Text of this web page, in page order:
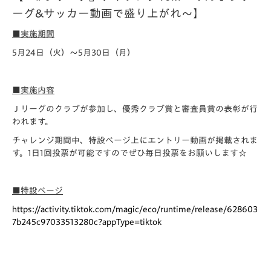
ーグ&サッカー動画で盛り上がれ～】
■実施期間
5月24日（火）～5月30日（月）
■実施内容
Ｊリーグのクラブが参加し、優秀クラブ賞と審査員賞の表彰が行
われます。
チャレンジ期間中、特設ページ上にエントリー動画が掲載されま
す。1日1回投票が可能ですのでぜひ毎日投票をお願いします☆
特設ページ
https://activity.tiktok.com/magic/eco/runtime/release/628603
7b245c97033513280c?appType=tiktok